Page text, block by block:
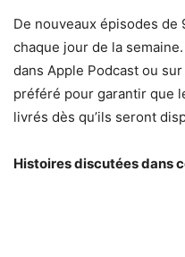
De nouveaux épisodes
chaque jour de la
dans Apple Podcast ou
préféré pour garantir que
livrés dès qu’ils seront
Histoires discutées dans